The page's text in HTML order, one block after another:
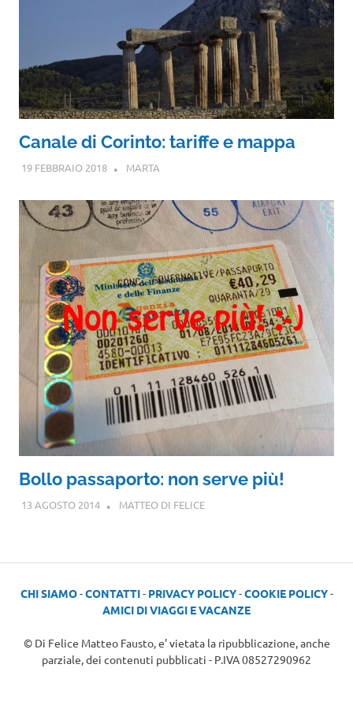
Canale di Corinto: tariffe e mappa
19 FEBBRAIO 2018 MARTA
Bollo passaporto: non serve più!
13 AGOSTO 2014 MATTEO DI FELICE
CHI SIAMO-CONTATTI- PRIVACY POLICY-COOKIE POLICY-
AMICI DI VIAGGI E VACANZE
© Di Felice Matteo Fausto, e' vietata la ripubblicazione, anche
parziale, dei contenuti pubblicati - P.IVA 08527290962